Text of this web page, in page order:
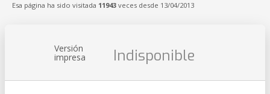
Esa página ha sido visitada 11943 veces desde 13/04/2013
Versión
impresa Indisponible